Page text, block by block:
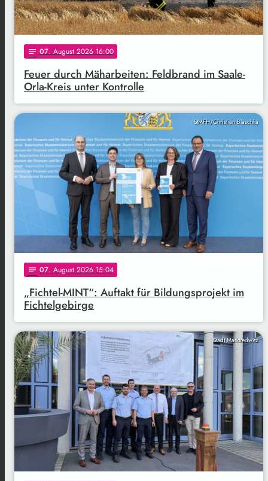
notes 07. August 2026 16:00
Feuer durch Mäharbeiten: Feldbrand im Saale-
Orla-Kreis unter Kontrolle
StMFH/Christian Blaschka
notes 07. August 2026 15:04
„Fichtel-MINT“: Auftakt für Bildungsprojekt im
Fichtelgebirge
Stadt Marktredwitz